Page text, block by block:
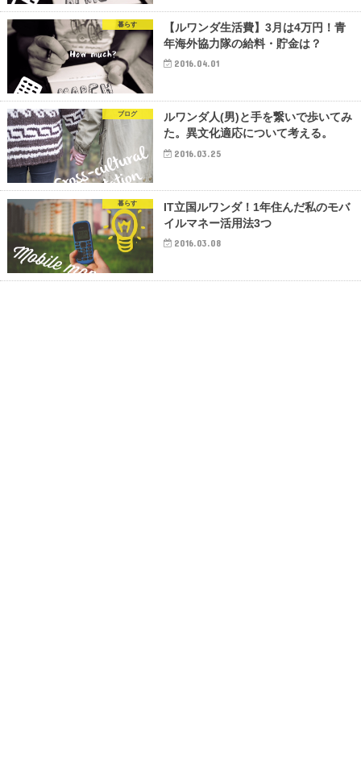
暮らす
【ルワンダ生活費】3月は4万円！青
年海外協力隊の給料・貯金は？
2016.04.01
ブログ
ルワンダ人(男)と手を繋いで歩いてみ
た。異文化適応について考える。
2016.03.25
暮らす
IT立国ルワンダ！1年住んだ私のモバ
イルマネー活用法3つ
2016.03.08